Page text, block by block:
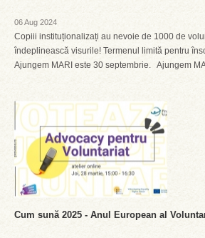
06 Aug 2024
Copiii instituționalizați au nevoie de 1000 de
îndeplinească visurile! Termenul limită pentru
Ajungem MARI este 30 septembrie. Ajungem
Cum sună 2025 - Anul European al